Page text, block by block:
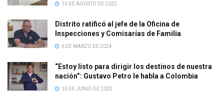
16 DE AGOSTO DE 2022
Distrito ratificó al jefe de la Oficina de
Inspecciones y Comisarías de Familia
6 DE MARZO DE 2024
“Estoy listo para dirigir los destinos de nuestra
nación”: Gustavo Petro le habla a Colombia
15 DE JUNIO DE 2022